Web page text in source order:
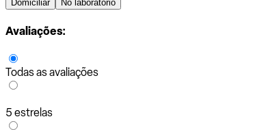
Domiciliar No laboratório
Avaliações:
Todas as avaliações
5 estrelas